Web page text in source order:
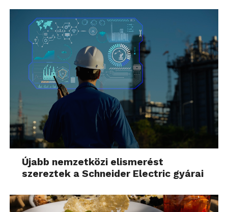
Újabb nemzetközi elismerést
szereztek a Schneider Electric gyárai